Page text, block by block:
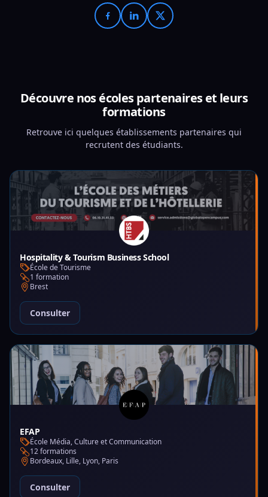
Découvre nos écoles partenaires et leurs
formations
Retrouve ici quelques établissements partenaires qui
recrutent des étudiants.
Hospitality & Tourism Business School
École de Tourisme
1 formation
Brest
Consulter
EFAP
École Média, Culture et Communication
12 formations
Bordeaux, Lille, Lyon, Paris
Consulter